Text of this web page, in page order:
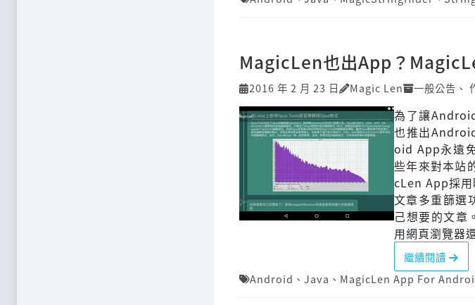
MagicLen也出App？
2016 年 2 月 23 日 Magic Len 一般公告 、
為了讓
也推出
oid App永遠
些年來對本站
cLen App採用
文章多重篩選
己想要的文章
用網頁瀏覽器
繼續閱讀
Android 、 Java 、 MagicLen App For